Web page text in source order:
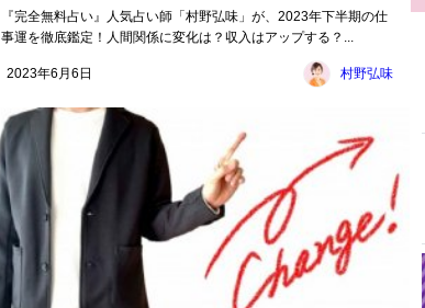
『完全無料占い』人気占い師「村野弘味」が、2023年下半期の仕
事運を徹底鑑定！人間関係に変化は？収入はアップする？...
2023年6月6日 村野弘味